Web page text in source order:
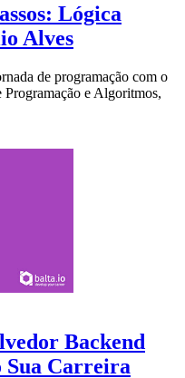
Lógica
Alves
de programação com o
e Algoritmos,
Backend
Sua Carreira